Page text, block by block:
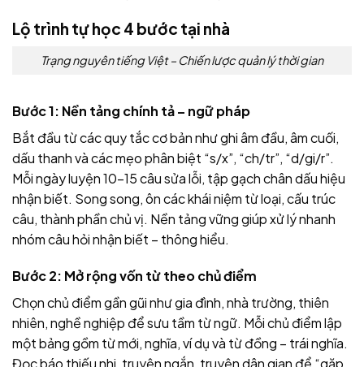
Lộ trình tự học 4 bước tại nhà
Trạng nguyên tiếng Việt – Chiến lược quản lý thời gian
Bước 1: Nền tảng chính tả – ngữ pháp
Bắt đầu từ các quy tắc cơ bản như ghi âm đầu, âm cuối,
dấu thanh và các mẹo phân biệt “s/x”, “ch/tr”, “d/gi/r”.
Mỗi ngày luyện 10–15 câu sửa lỗi, tập gạch chân dấu hiệu
nhận biết. Song song, ôn các khái niệm từ loại, cấu trúc
câu, thành phần chủ vị. Nền tảng vững giúp xử lý nhanh
nhóm câu hỏi nhận biết – thông hiểu.
Bước 2: Mở rộng vốn từ theo chủ điểm
Chọn chủ điểm gần gũi như gia đình, nhà trường, thiên
nhiên, nghề nghiệp để sưu tầm từ ngữ. Mỗi chủ điểm lập
một bảng gồm từ mới, nghĩa, ví dụ và từ đồng – trái nghĩa.